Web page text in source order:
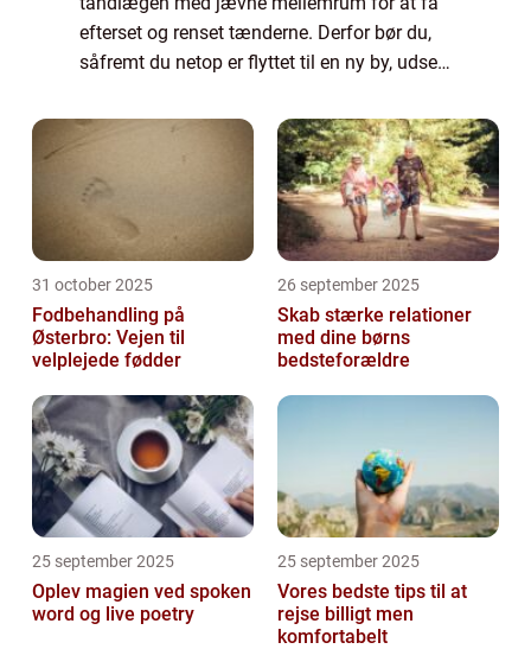
efterset og renset tænderne. Derfor bør du,
såfremt du netop er flyttet til en ny by, udse
31 october 2025
Fodbehandling på
Østerbro: Vejen til
velplejede fødder
26 september 2025
Skab stærke relationer
med dine børns
bedsteforældre
25 september 2025
Oplev magien ved spoken
word og live poetry
25 september 2025
Vores bedste tips til at
rejse billigt men
komfortabelt